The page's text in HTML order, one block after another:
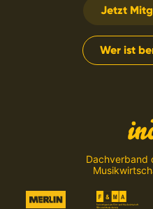
Jetzt
Wer ist
Dachverband